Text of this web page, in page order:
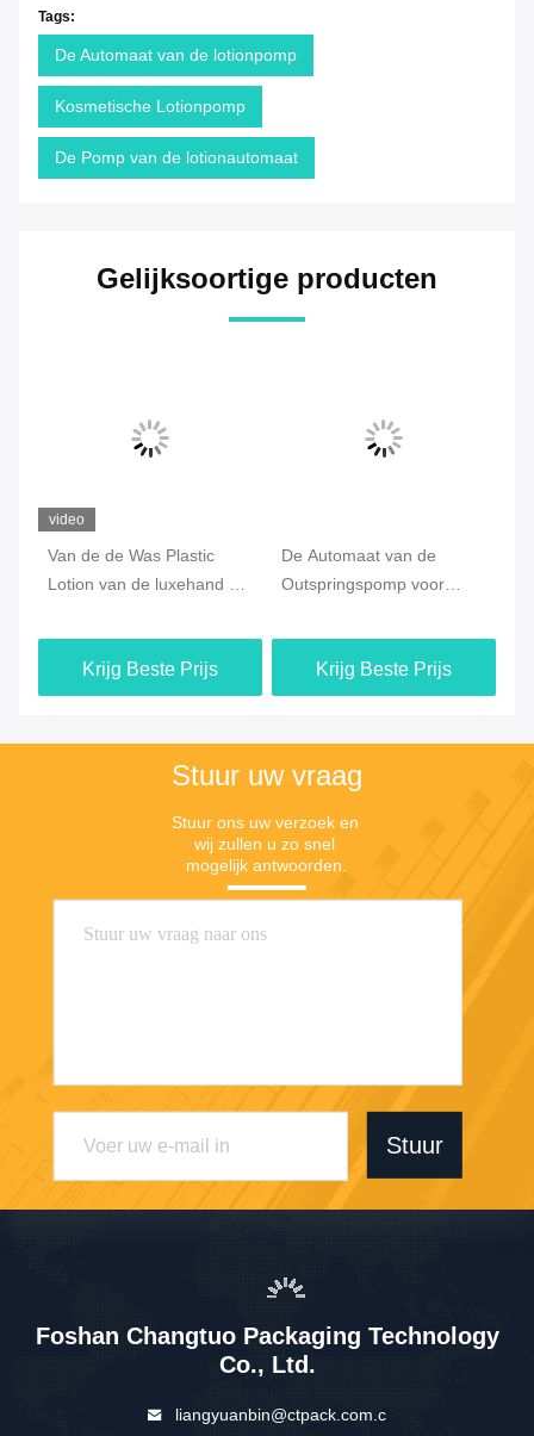
Tags:
De Automaat van de lotionpomp
Kosmetische Lotionpomp
De Pomp van de lotionautomaat
Gelijksoortige producten
de Was Plastic
van de luxehand de
316
Krijg Beste Prijs
De Automaat van de
Outspringspomp voor
Kosmetische Output van
de Lotionpomp 1.5cc
Krijg Beste Prijs
Pomp
Schone
Stuur uw vraag
Stuur ons uw verzoek en
wij zullen u zo snel
mogelijk antwoorden.
Stuur
Foshan Changtuo Packaging Technology
Co., Ltd.
liangyuanbin@ctpack.com.c